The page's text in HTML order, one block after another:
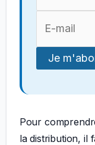
Pour
la distribution, il